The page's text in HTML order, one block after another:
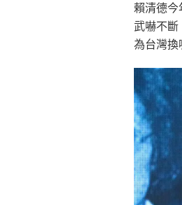
賴清德今
武嚇不斷
為台灣換